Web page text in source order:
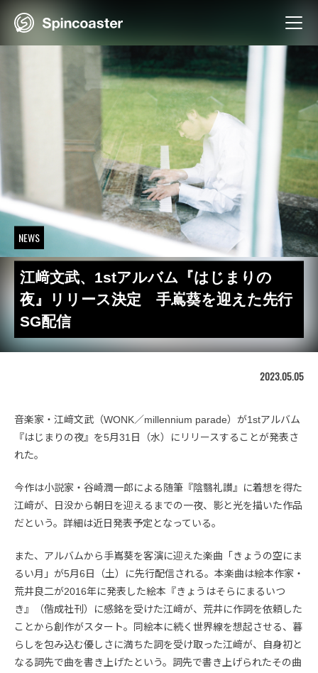
NEWS
江﨑文武、1stアルバム『はじまりの
夜』リリース決定 手嶌葵を迎えた先行
SG配信
2023.05.05
音楽家・江﨑文武（WONK／millennium parade）が1stアルバム
『はじまりの夜』を5月31日（水）にリリースすることが発表さ
れた。
今作は小説家・谷崎潤一郎による随筆『陰翳礼讃』に着想を得た
江﨑が、日没から朝日を迎えるまでの一夜、影と光を描いた作品
だという。詳細は近日発表予定となっている。
また、アルバムから手嶌葵を客演に迎えた楽曲「きょうの空にま
るい月」が5月6日（土）に先行配信される。本楽曲は絵本作家・
荒井良二が2016年に発表した絵本『きょうはそらにまるいつ
き』（偕成社刊）に感銘を受けた江﨑が、荒井に作詞を依頼した
ことから創作がスタート。同絵本に続く世界線を想起させる、暮
らしを包み込む優しさに満ちた詞を受け取った江﨑が、自身初と
なる詞先で曲を書き上げたという。詞先で書き上げられたその曲